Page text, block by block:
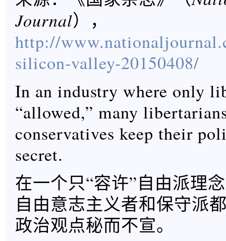
Journal），
http://
silicon-valley-20150408/
In an industry where only
“allowed,” many
conservatives keep their
secret.
在一个只“容许”自由派理
自由意志主义者和保守派
政治观点秘而不宣。